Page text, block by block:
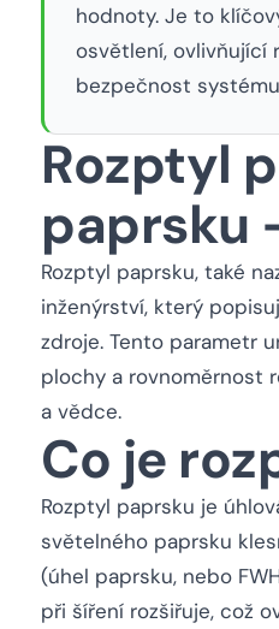
hodnoty. Je to
osvětlení, ovlivňující
bezpečnost
Rozptyl
paprsku
Rozptyl paprsku, také
inženýrství, který
zdroje. Tento parametr
plochy a rovnoměrnost
a vědce.
Co je
Rozptyl paprsku je
světelného paprsku
(úhel paprsku, nebo
při šíření rozšiřuje, což